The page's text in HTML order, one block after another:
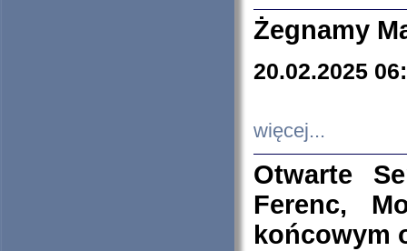
Żegnamy
20.02.2025
więcej...
Otwarte
Ferenc,
końcowym